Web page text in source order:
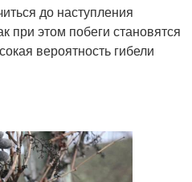
до наступления
при этом побеги становятся
вероятность гибели